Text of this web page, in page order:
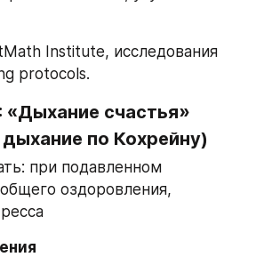
Institute, исследования
protocols.
счастья»
по Кохрейну)
при подавленном
оздоровления,